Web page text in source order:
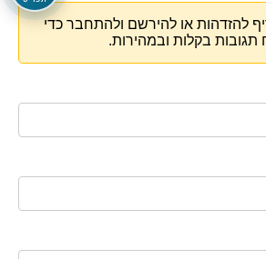
להזדהות או להירשם ולהתחבר כדי
תגובות בקלות ובמהירות.